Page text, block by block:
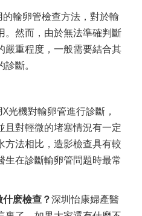
輸卵管檢查方法，對於輸
。然而，由於無法準確判斷
嚴重程度，一般需要結合其
斷。
光機對輸卵管進行診斷，
且對輕微的堵塞情況有一定
方法相比，造影檢查具有較
生在診斷輸卵管問題時最常
麽檢查？深圳怡康婦產醫